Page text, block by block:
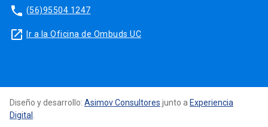
phone (56)95504 1247
launch Ir a la Oficina de Ombuds UC
Diseño y desarrollo: Asimov Consultores junto a Experiencia
Digital .